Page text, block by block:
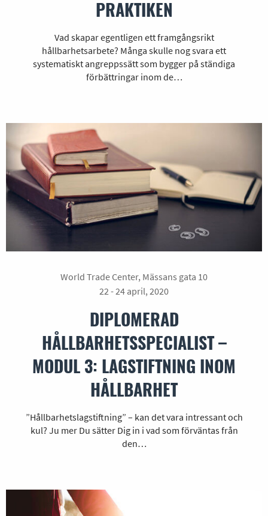
PRAKTIKEN
Vad skapar egentligen ett framgångsrikt
hållbarhetsarbete? Många skulle nog svara ett
systematiskt angreppssätt som bygger på ständiga
förbättringar inom de…
World Trade Center, Mässans gata 10
22 - 24 april, 2020
DIPLOMERAD
HÅLLBARHETSSPECIALIST –
MODUL 3: LAGSTIFTNING INOM
HÅLLBARHET
”Hållbarhetslagstiftning” – kan det vara intressant och
kul? Ju mer Du sätter Dig in i vad som förväntas från
den…